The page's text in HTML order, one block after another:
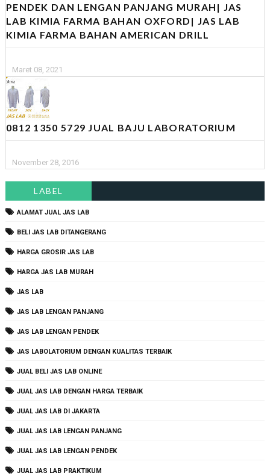
PENDEK DAN LENGAN PANJANG MURAH| JAS
LAB KIMIA FARMA BAHAN OXFORD| JAS LAB
KIMIA FARMA BAHAN AMERICAN DRILL
Maret 08, 2021
0812 1350 5729 JUAL BAJU LABORATORIUM
November 28, 2016
LABEL
ALAMAT JUAL JAS LAB
BELI JAS LAB DITANGERANG
HARGA GROSIR JAS LAB
HARGA JAS LAB MURAH
JAS LAB
JAS LAB LENGAN PANJANG
JAS LAB LENGAN PENDEK
JAS LABOLATORIUM DENGAN KUALITAS TERBAIK
JUAL BELI JAS LAB ONLINE
JUAL JAS LAB DENGAN HARGA TERBAIK
JUAL JAS LAB DI JAKARTA
JUAL JAS LAB LENGAN PANJANG
JUAL JAS LAB LENGAN PENDEK
JUAL JAS LAB PRAKTIKUM